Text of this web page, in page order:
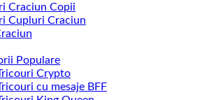
Craciun Copii
Cupluri Craciun
Populare
Crypto
cu mesaje BFF